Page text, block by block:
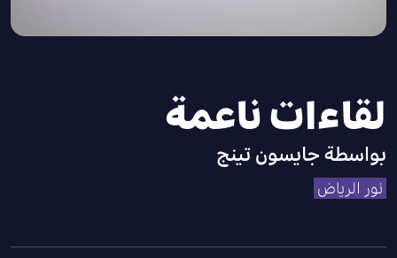
لقاءات ناعمة
بواسطةجايسون تينج
نور الرياض